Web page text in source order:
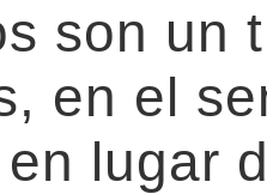
son un
en el
lugar